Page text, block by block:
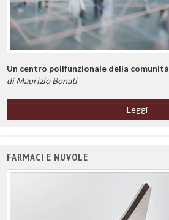
Un centro polifunzionale della comunità
di Maurizio Bonati
Leggi
FARMACI E NUVOLE